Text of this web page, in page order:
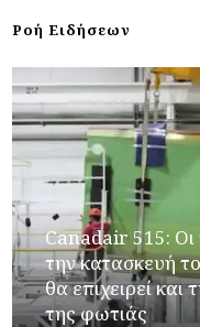
Ροή Ειδήσεων
Canadair 515: Οι
την κατασκευή
θα επιχειρεί
της φωτιάς